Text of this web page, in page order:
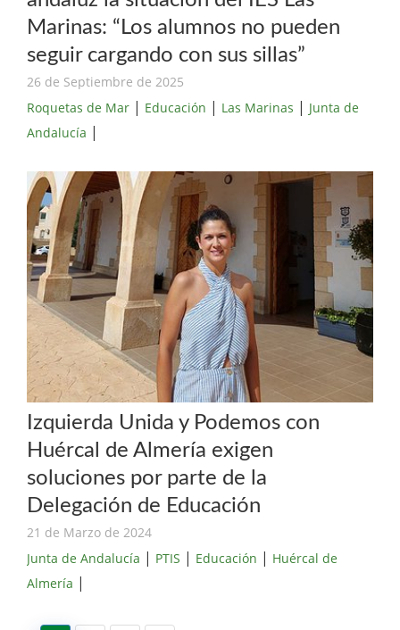
Marinas: “Los alumnos no pueden
seguir cargando con sus sillas”
26 de Septiembre de 2025
Roquetas de Mar | Educación | Las Marinas | Junta de
Andalucía |
Izquierda Unida y Podemos con
Huércal de Almería exigen
soluciones por parte de la
Delegación de Educación
21 de Marzo de 2024
Junta de Andalucía | PTIS | Educación | Huércal de
Almería |